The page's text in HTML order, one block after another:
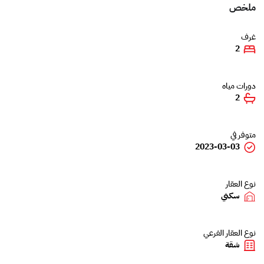
ملخص
غرف
2
دورات مياه
2
متوفر في
2023-03-03
نوع العقار
سكني
نوع العقار الفرعي
شقة